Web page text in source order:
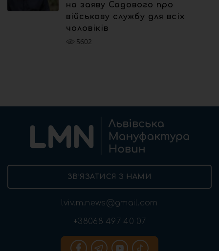
на заяву Садового про
військову службу для всіх
чоловіків
5602
ЗВ’ЯЗАТИСЯ З НАМИ
lviv.m.news@gmail.com
+38068 497 40 07